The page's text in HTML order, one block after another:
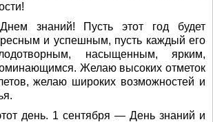
знаний! Пусть этот год будет
и успешным, пусть каждый его
насыщенным, ярким,
Желаю высоких отметок
желаю широких возможностей и
день. 1 сентября — День знаний и